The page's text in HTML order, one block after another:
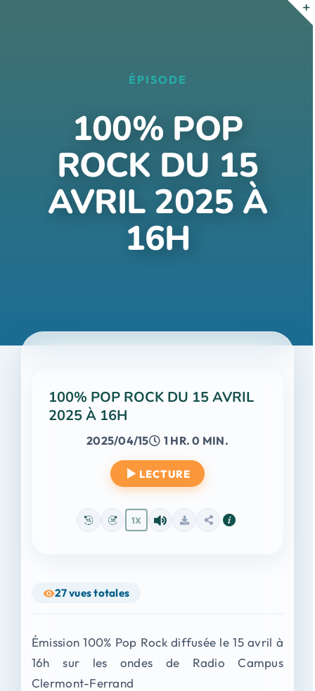
ÉPISODE
100% POP
ROCK DU 15
AVRIL 2025 À
16H
100% POP ROCK DU 15 AVRIL
2025 À 16H
2025/04/15 1 HR. 0 MIN.
LECTURE
1X
27vues totales
Émission 100% Pop Rock diffusée le 15 avril à
16h sur les ondes de Radio Campus
Clermont-Ferrand